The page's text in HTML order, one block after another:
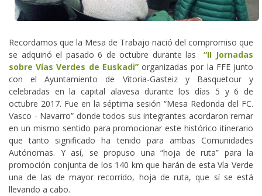
Recordamos que la Mesa de Trabajo nació del compromiso que
se adquirió el pasado 6 de octubre durante las“II Jornadas
sobre Vías Verdes de Euskadi”organizadas por la FFE junto
con el Ayuntamiento de Vitoria-Gasteiz y Basquetour y
celebradas en la capital alavesa durante los días 5 y 6 de
octubre 2017. Fue en la séptima sesión “Mesa Redonda del FC.
Vasco - Navarro” donde todos sus integrantes acordaron remar
en un mismo sentido para promocionar este histórico itinerario
que tanto significado ha tenido para ambas Comunidades
Autónomas. Y así, se propuso una “hoja de ruta” para la
promoción conjunta de los 140 km que harán de esta Vía Verde
una de las de mayor recorrido, hoja de ruta, que sí se está
llevando a cabo.